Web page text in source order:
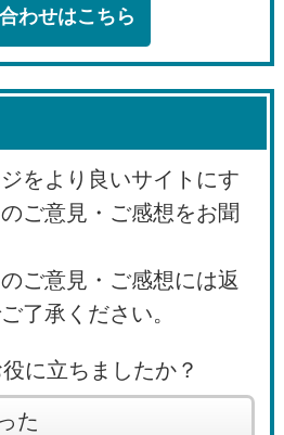
わせはこちら
をより良いサイトにす
ご意見・ご感想をお聞
ご意見・ご感想には返
了承ください。
に立ちましたか？
た